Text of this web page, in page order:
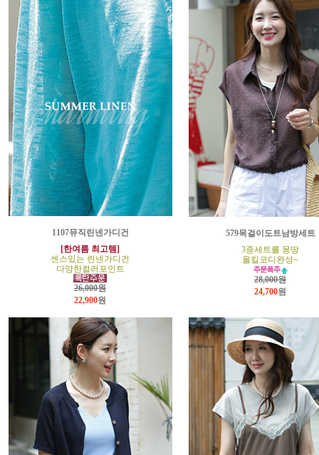
1107뮤직린넨가디건
[한여름 최고템]
센스있는 린넨가디건
다양한컬러포인트
26,000원
22,900원
579목걸이도트남방세트
3종세트를 몽땅
올킬코디완성~
28,000원
24,700원